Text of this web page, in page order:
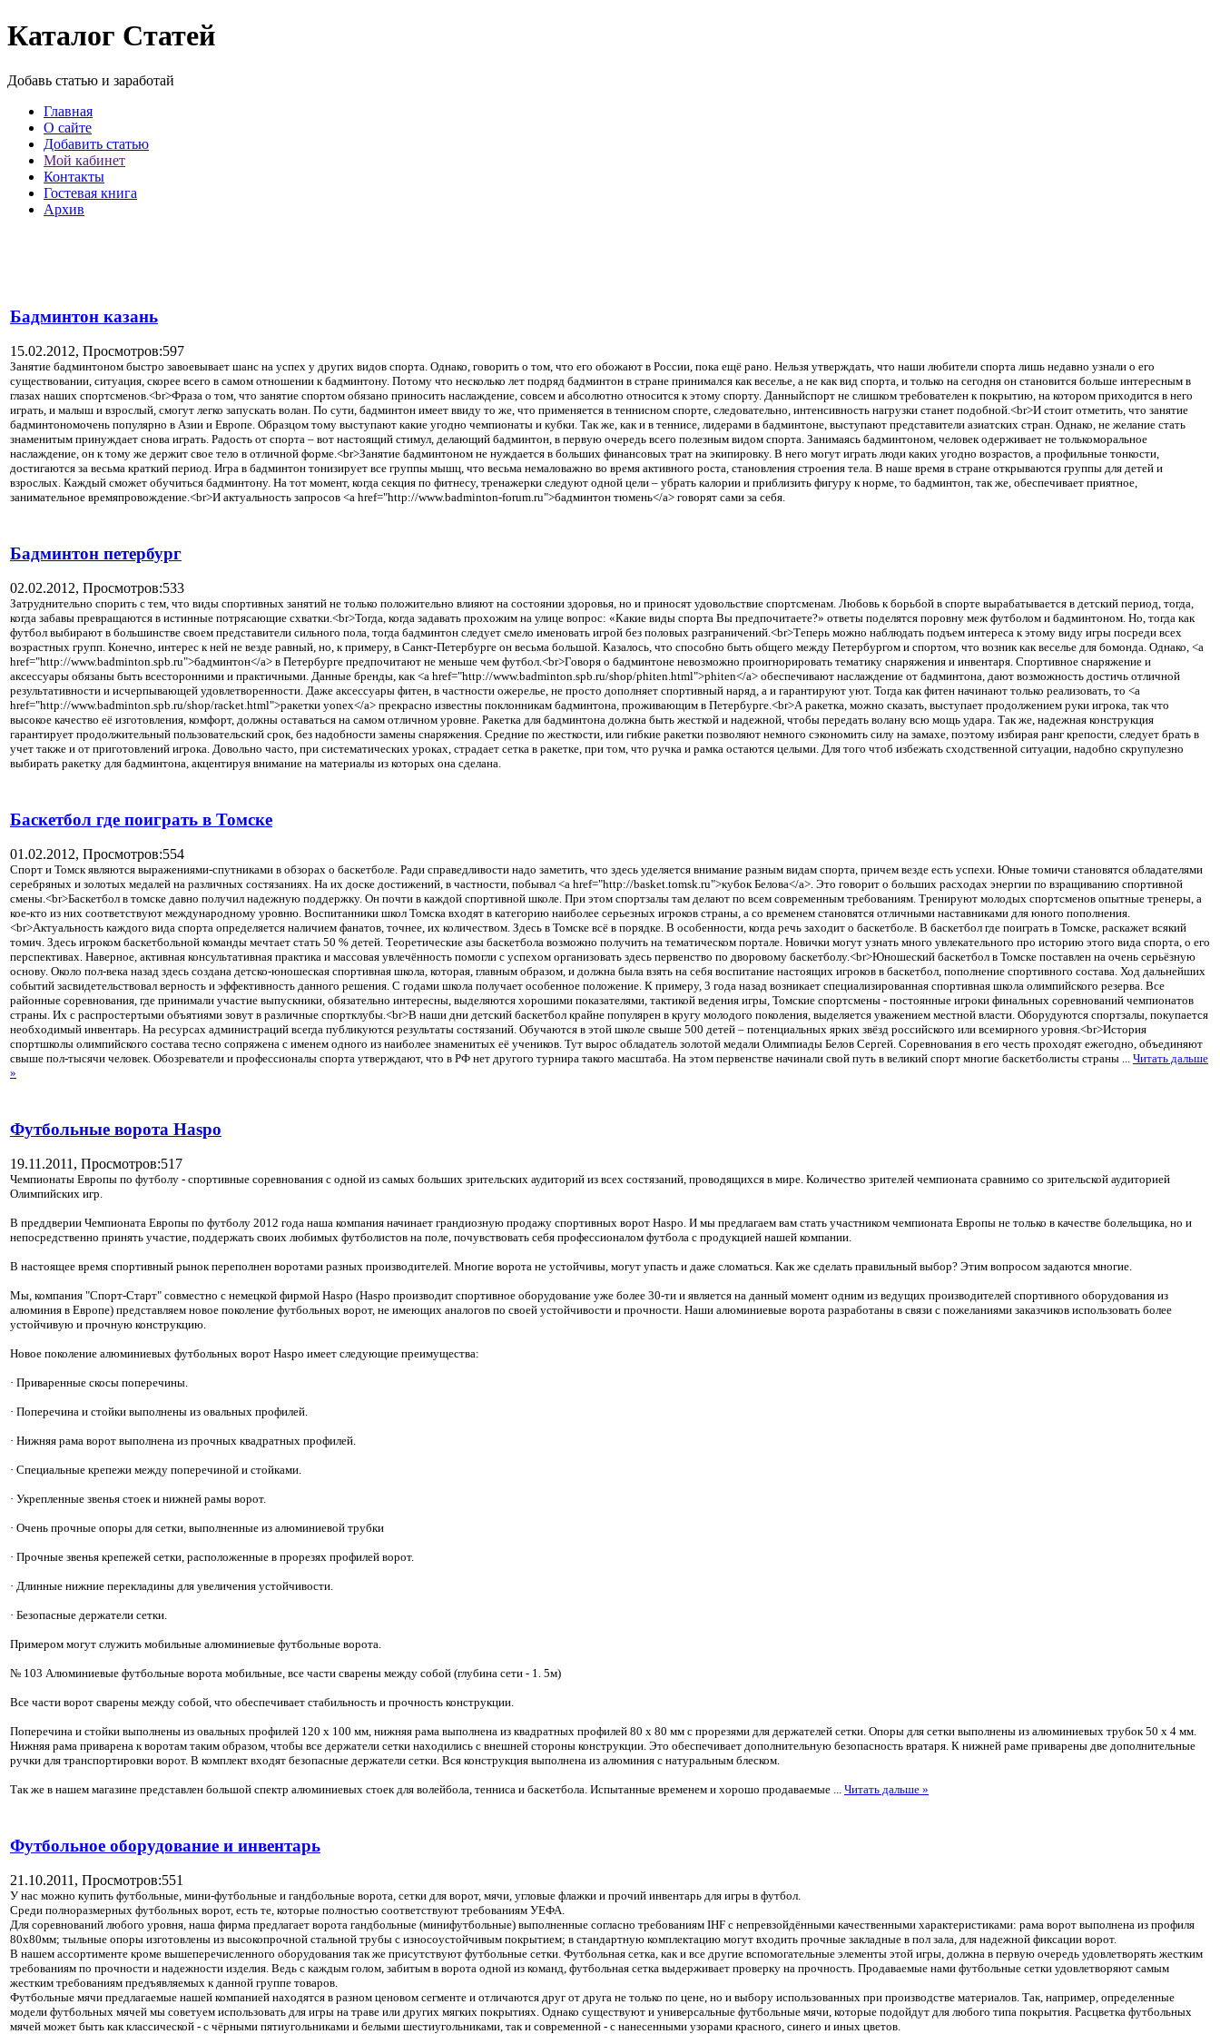
Каталог Статей
Добавь статью и заработай
Главная
О сайте
Добавить статью
Мой кабинет
Контакты
Гостевая книга
Архив
Бадминтон казань
15.02.2012, Просмотров:597
Занятие бадминтоном быстро завоевывает шанс на успех у других видов спорта. Однако, говорить о том, что его обожают в России, пока ещё рано. Нельзя утверждать, что наши любители спорта лишь недавно узнали о его
существовании, ситуация, скорее всего в самом отношении к бадминтону. Потому что несколько лет подряд бадминтон в стране принимался как веселье, а не как вид спорта, и только на сегодня он становится больше интересным в
глазах наших спортсменов.<br>Фраза о том, что занятие спортом обязано приносить наслаждение, совсем и абсолютно относится к этому спорту. Данныйспорт не слишком требователен к покрытию, на котором приходится в него
играть, и малыш и взрослый, смогут легко запускать волан. По сути, бадминтон имеет ввиду то же, что применяется в теннисном спорте, следовательно, интенсивность нагрузки станет подобной.<br>И стоит отметить, что занятие
бадминтономочень популярно в Азии и Европе. Образцом тому выступают какие угодно чемпионаты и кубки. Так же, как и в теннисе, лидерами в бадминтоне, выступают представители азиатских стран. Однако, не желание стать
знаменитым принуждает снова играть. Радость от спорта – вот настоящий стимул, делающий бадминтон, в первую очередь всего полезным видом спорта. Занимаясь бадминтоном, человек одерживает не толькоморальное
наслаждение, он к тому же держит свое тело в отличной форме.<br>Занятие бадминтоном не нуждается в больших финансовых трат на экипировку. В него могут играть люди каких угодно возрастов, а профильные тонкости,
достигаются за весьма краткий период. Игра в бадминтон тонизирует все группы мышц, что весьма немаловажно во время активного роста, становления строения тела. В наше время в стране открываются группы для детей и
взрослых. Каждый сможет обучиться бадминтону. На тот момент, когда секция по фитнесу, тренажерки следуют одной цели – убрать калории и приблизить фигуру к норме, то бадминтон, так же, обеспечивает приятное,
занимательное времяпровождение.<br>И актуальность запросов <a href="http://www.badminton-forum.ru">бадминтон тюмень</a> говорят сами за себя.
Бадминтон петербург
02.02.2012, Просмотров:533
Затруднительно спорить с тем, что виды спортивных занятий не только положительно влияют на состоянии здоровья, но и приносят удовольствие спортсменам. Любовь к борьбой в спорте вырабатывается в детский период, тогда,
когда забавы превращаются в истинные потрясающие схватки.<br>Тогда, когда задавать прохожим на улице вопрос: «Какие виды спорта Вы предпочитаете?» ответы поделятся поровну меж футболом и бадминтоном. Но, тогда как
футбол выбирают в большинстве своем представители сильного пола, тогда бадминтон следует смело именовать игрой без половых разграничений.<br>Теперь можно наблюдать подъем интереса к этому виду игры посреди всех
возрастных групп. Конечно, интерес к ней не везде равный, но, к примеру, в Санкт-Петербурге он весьма большой. Казалось, что способно быть общего между Петербургом и спортом, что возник как веселье для бомонда. Однако, <a
href="http://www.badminton.spb.ru">бадминтон</a> в Петербурге предпочитают не меньше чем футбол.<br>Говоря о бадминтоне невозможно проигнорировать тематику снаряжения и инвентаря. Спортивное снаряжение и
аксессуары обязаны быть всесторонними и практичными. Данные бренды, как <a href="http://www.badminton.spb.ru/shop/phiten.html">phiten</a> обеспечивают наслаждение от бадминтона, дают возможность достичь отличной
результативности и исчерпывающей удовлетворенности. Даже аксессуары фитен, в частности ожерелье, не просто дополняет спортивный наряд, а и гарантируют уют. Тогда как фитен начинают только реализовать, то <a
href="http://www.badminton.spb.ru/shop/racket.html">ракетки yonex</a> прекрасно известны поклонникам бадминтона, проживающим в Петербурге.<br>А ракетка, можно сказать, выступает продолжением руки игрока, так что
высокое качество её изготовления, комфорт, должны оставаться на самом отличном уровне. Ракетка для бадминтона должна быть жесткой и надежной, чтобы передать волану всю мощь удара. Так же, надежная конструкция
гарантирует продолжительный пользовательский срок, без надобности замены снаряжения. Средние по жесткости, или гибкие ракетки позволяют немного сэкономить силу на замахе, поэтому избирая ранг крепости, следует брать в
учет также и от приготовлений игрока. Довольно часто, при систематических уроках, страдает сетка в ракетке, при том, что ручка и рамка остаются целыми. Для того чтоб избежать сходственной ситуации, надобно скрупулезно
выбирать ракетку для бадминтона, акцентируя внимание на материалы из которых она сделана.
Баскетбол где поиграть в Томске
01.02.2012, Просмотров:554
Спорт и Томск являются выражениями-спутниками в обзорах о баскетболе. Ради справедливости надо заметить, что здесь уделяется внимание разным видам спорта, причем везде есть успехи. Юные томичи становятся обладателями
серебряных и золотых медалей на различных состязаниях. На их доске достижений, в частности, побывал <a href="http://basket.tomsk.ru">кубок Белова</a>. Это говорит о больших расходах энергии по взращиванию спортивной
смены.<br>Баскетбол в томске давно получил надежную поддержку. Он почти в каждой спортивной школе. При этом спортзалы там делают по всем современным требованиям. Тренируют молодых спортсменов опытные тренеры, а
кое-кто из них соответствуют международному уровню. Воспитанники школ Томска входят в категорию наиболее серьезных игроков страны, а со временем становятся отличными наставниками для юного пополнения.
<br>Актуальность каждого вида спорта определяется наличием фанатов, точнее, их количеством. Здесь в Томске всё в порядке. В особенности, когда речь заходит о баскетболе. В баскетбол где поиграть в Томске, раскажет всякий
томич. Здесь игроком баскетбольной команды мечтает стать 50 % детей. Теоретические азы баскетбола возможно получить на тематическом портале. Новички могут узнать много увлекательного про историю этого вида спорта, о его
перспективах. Наверное, активная консультативная практика и массовая увлечённость помогли с успехом организовать здесь первенство по дворовому баскетболу.<br>Юношеский баскетбол в Томске поставлен на очень серьёзную
основу. Около пол-века назад здесь создана детско-юношеская спортивная школа, которая, главным образом, и должна была взять на себя воспитание настоящих игроков в баскетбол, пополнение спортивного состава. Ход дальнейших
событий засвидетельствовал верность и эффективность данного решения. С годами школа получает особенное положение. К примеру, 3 года назад возникает специализированная спортивная школа олимпийского резерва. Все
районные соревнования, где принимали участие выпускники, обязательно интересны, выделяются хорошими показателями, тактикой ведения игры, Томские спортсмены - постоянные игроки финальных соревнований чемпионатов
страны. Их с распростертыми объятиями зовут в различные спортклубы.<br>В наши дни детский баскетбол крайне популярен в кругу молодого поколения, выделяется уважением местной власти. Оборудуются спортзалы, покупается
необходимый инвентарь. На ресурсах администраций всегда публикуются результаты состязаний. Обучаются в этой школе свыше 500 детей – потенциальных ярких звёзд российского или всемирного уровня.<br>История
спортшколы олимпийского состава тесно сопряжена с именем одного из наиболее знаменитых её учеников. Тут вырос обладатель золотой медали Олимпиады Белов Сергей. Соревнования в его честь проходят ежегодно, объединяют
свыше пол-тысячи человек. Обозреватели и профессионалы спорта утверждают, что в РФ нет другого турнира такого масштаба. На этом первенстве начинали свой путь в великий спорт многие баскетболисты страны ... Читать дальше
»
Футбольные ворота Haspo
19.11.2011, Просмотров:517
Чемпионаты Европы по футболу - спортивные соревнования с одной из самых больших зрительских аудиторий из всех состязаний, проводящихся в мире. Количество зрителей чемпионата сравнимо со зрительской аудиторией
Олимпийских игр.
В преддверии Чемпионата Европы по футболу 2012 года наша компания начинает грандиозную продажу спортивных ворот Haspo. И мы предлагаем вам стать участником чемпионата Европы не только в качестве болельщика, но и
непосредственно принять участие, поддержать своих любимых футболистов на поле, почувствовать себя профессионалом футбола с продукцией нашей компании.
В настоящее время спортивный рынок переполнен воротами разных производителей. Многие ворота не устойчивы, могут упасть и даже сломаться. Как же сделать правильный выбор? Этим вопросом задаются многие.
Мы, компания "Спорт-Старт" совместно с немецкой фирмой Haspo (Haspo производит спортивное оборудование уже более 30-ти и является на данный момент одним из ведущих производителей спортивного оборудования из
алюминия в Европе) представляем новое поколение футбольных ворот, не имеющих аналогов по своей устойчивости и прочности. Наши алюминиевые ворота разработаны в связи с пожеланиями заказчиков использовать более
устойчивую и прочную конструкцию.
Новое поколение алюминиевых футбольных ворот Haspo имеет следующие преимущества:
· Приваренные скосы поперечины.
· Поперечина и стойки выполнены из овальных профилей.
· Нижняя рама ворот выполнена из прочных квадратных профилей.
· Специальные крепежи между поперечиной и стойками.
· Укрепленные звенья стоек и нижней рамы ворот.
· Очень прочные опоры для сетки, выполненные из алюминиевой трубки
· Прочные звенья крепежей сетки, расположенные в прорезях профилей ворот.
· Длинные нижние перекладины для увеличения устойчивости.
· Безопасные держатели сетки.
Примером могут служить мобильные алюминиевые футбольные ворота.
№ 103 Алюминиевые футбольные ворота мобильные, все части сварены между собой (глубина сети - 1. 5м)
Все части ворот сварены между собой, что обеспечивает стабильность и прочность конструкции.
Поперечина и стойки выполнены из овальных профилей 120 х 100 мм, нижняя рама выполнена из квадратных профилей 80 х 80 мм с прорезями для держателей сетки. Опоры для сетки выполнены из алюминиевых трубок 50 х 4 мм.
Нижняя рама приварена к воротам таким образом, чтобы все держатели сетки находились с внешней стороны конструкции. Это обеспечивает дополнительную безопасность вратаря. К нижней раме приварены две дополнительные
ручки для транспортировки ворот. В комплект входят безопасные держатели сетки. Вся конструкция выполнена из алюминия с натуральным блеском.
Так же в нашем магазине представлен большой спектр алюминиевых стоек для волейбола, тенниса и баскетбола. Испытанные временем и хорошо продаваемые ... Читать дальше »
Футбольное оборудование и инвентарь
21.10.2011, Просмотров:551
У нас можно купить футбольные, мини-футбольные и гандбольные ворота, сетки для ворот, мячи, угловые флажки и прочий инвентарь для игры в футбол.
Среди полноразмерных футбольных ворот, есть те, которые полностью соответствуют требованиям УЕФА.
Для соревнований любого уровня, наша фирма предлагает ворота гандбольные (минифутбольные) выполненные согласно требованиям IHF с непревзойдёнными качественными характеристиками: рама ворот выполнена из профиля
80х80мм; тыльные опоры изготовлены из высокопрочной стальной трубы с износоустойчивым покрытием; в стандартную комплектацию могут входить прочные закладные в пол зала, для надежной фиксации ворот.
В нашем ассортименте кроме вышеперечисленного оборудования так же присутствуют футбольные сетки. Футбольная сетка, как и все другие вспомогательные элементы этой игры, должна в первую очередь удовлетворять жестким
требованиям по прочности и надежности изделия. Ведь с каждым голом, забитым в ворота одной из команд, футбольная сетка выдерживает проверку на прочность. Продаваемые нами футбольные сетки удовлетворяют самым
жестким требованиям предъявляемых к данной группе товаров.
Футбольные мячи предлагаемые нашей компанией находятся в разном ценовом сегменте и отличаются друг от друга не только по цене, но и выбору использованных при производстве материалов. Так, например, определенные
модели футбольных мячей мы советуем использовать для игры на траве или других мягких покрытиях. Однако существуют и универсальные футбольные мячи, которые подойдут для любого типа покрытия. Расцветка футбольных
мячей может быть как классической - с чёрными пятиугольниками и белыми шестиугольниками, так и современной - с нанесенными узорами красного, синего и иных цветов.